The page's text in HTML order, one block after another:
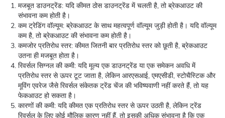
मजबूत डाउनट्रेंड: यदि कीमत ठोस डाउनट्रेंड में चलती है, तो ब्रेकआउट की
संभावना कम होती है।
कम ट्रेडिंग वॉल्यूम: ब्रेकआउट के साथ महत्वपूर्ण वॉल्यूम जुड़ी होती है। यदि वॉल्यूम
कम है, तो ब्रेकआउट की संभावना कम होती है।
कमजोर प्रतिरोध स्तर: कीमत जितनी बार प्रतिरोध स्तर को छूती है, ब्रेकआउट
उतना ही मजबूत होता है।
रिवर्सल सिग्नल की कमी: यदि मूल्य एक डाउनट्रेंड या एक समेकन अवधि में
प्रतिरोध स्तर से ऊपर टूट जाता है, लेकिन आरएसआई, एमएसीडी, स्टोचैस्टिक और
मूविंग एवरेज जैसे रिवर्सल संकेतक ट्रेंड चेंज की भविष्यवाणी नहीं करते हैं, तो यह
फेकआउट हो सकता है।
कारणों की कमी: यदि कीमत एक प्रतिरोध स्तर से ऊपर उठती है, लेकिन ट्रेंड
रिवर्सल के लिए कोई मौलिक कारण नहीं हैं, तो इसकी अधिक संभावना है कि एक